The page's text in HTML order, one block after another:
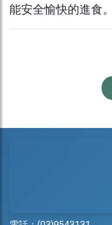
能安全愉快的進食。